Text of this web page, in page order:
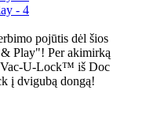
pojūtis dėl šios
Play"! Per akimirką
Vac-U-Lock™ iš Doc
į dvigubą dongą!